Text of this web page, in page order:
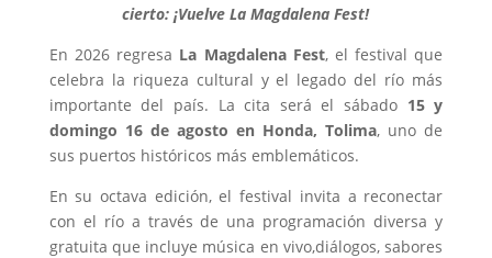
cierto: ¡Vuelve La Magdalena Fest!
En 2026 regresa La Magdalena Fest, el festival que
celebra la riqueza cultural y el legado del río más
importante del país. La cita será el sábado 15 y
domingo 16 de agosto en Honda, Tolima, uno de
sus puertos históricos más emblemáticos.
En su octava edición, el festival invita a reconectar
con el río a través de una programación diversa ​y
gratuita que incluye música en vivo,​diálogos, sabores